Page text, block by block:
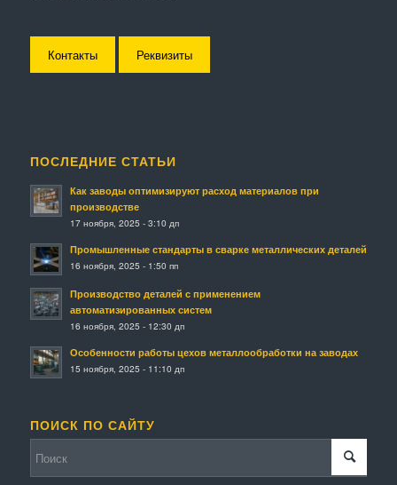
Контакты Реквизиты
ПОСЛЕДНИЕ СТАТЬИ
Как заводы оптимизируют расход материалов при
производстве
17 ноября, 2025 - 3:10 дп
Промышленные стандарты в сварке металлических деталей
16 ноября, 2025 - 1:50 пп
Производство деталей с применением
автоматизированных систем
16 ноября, 2025 - 12:30 дп
Особенности работы цехов металлообработки на заводах
15 ноября, 2025 - 11:10 дп
ПОИСК ПО САЙТУ